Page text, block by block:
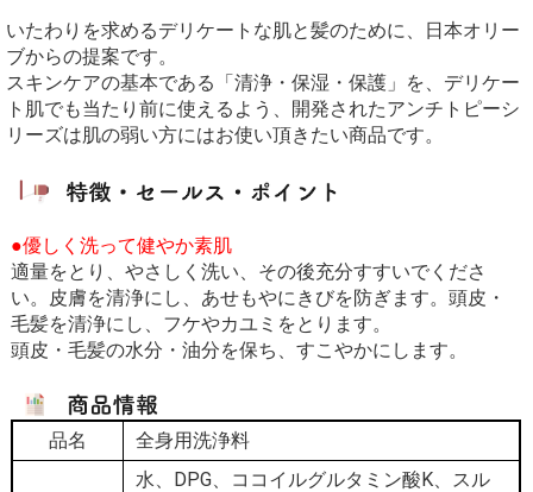
いたわりを求めるデリケートな肌と髪のために、日本オリー
ブからの提案です。
スキンケアの基本である「清浄・保湿・保護」を、デリケー
ト肌でも当たり前に使えるよう、開発されたアンチトピーシ
リーズは肌の弱い方にはお使い頂きたい商品です。
●優しく洗って健やか素肌
適量をとり、やさしく洗い、その後充分すすいでくださ
い。皮膚を清浄にし、あせもやにきびを防ぎます。頭皮・
毛髪を清浄にし、フケやカユミをとります。
頭皮・毛髪の水分・油分を保ち、すこやかにします。
品名 全身用洗浄料
水、DPG、ココイルグルタミン酸K、スル